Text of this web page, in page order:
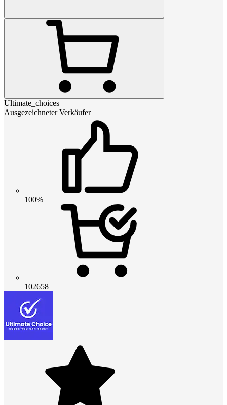
Ultimate_choices
Ausgezeichneter Verkäufer
100%
102658